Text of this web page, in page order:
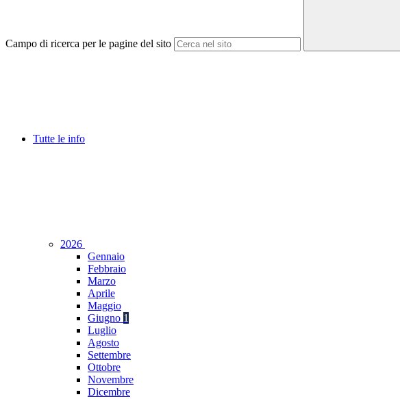
Campo di ricerca per le pagine del sito
Tutte le info
2026
Gennaio
Febbraio
Marzo
Aprile
Maggio
Giugno 1
Luglio
Agosto
Settembre
Ottobre
Novembre
Dicembre